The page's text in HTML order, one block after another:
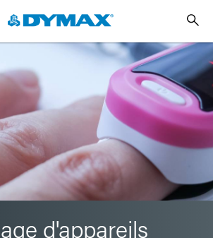
d'appareils